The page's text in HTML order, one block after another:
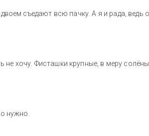
съедают всю пачку. А я и рада, ведь
хочу. Фисташки крупные, в меру
нужно.